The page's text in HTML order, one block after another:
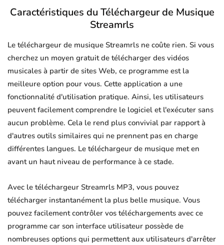
Caractéristiques du Téléchargeur de Musique
Streamrls
Le téléchargeur de musique Streamrls ne coûte rien. Si vous
cherchez un moyen gratuit de télécharger des vidéos
musicales à partir de sites Web, ce programme est la
meilleure option pour vous. Cette application a une
fonctionnalité d'utilisation pratique. Ainsi, les utilisateurs
peuvent facilement comprendre le logiciel et l'exécuter sans
aucun problème. Cela le rend plus convivial par rapport à
d'autres outils similaires qui ne prennent pas en charge
différentes langues. Le téléchargeur de musique met en
avant un haut niveau de performance à ce stade.
Avec le téléchargeur Streamrls MP3, vous pouvez
télécharger instantanément la plus belle musique. Vous
pouvez facilement contrôler vos téléchargements avec ce
programme car son interface utilisateur possède de
nombreuses options qui permettent aux utilisateurs d'arrêter